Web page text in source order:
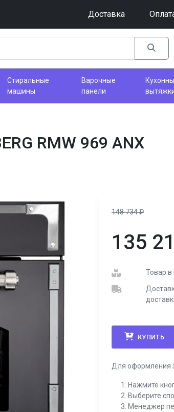
Доставка
Стиральные
машины
Варочные
панели
RMW 969 ANX
148 734₽
135
Товар в
КУПИТЬ
Для оформления
Нажмите
Выберите
Менеджер